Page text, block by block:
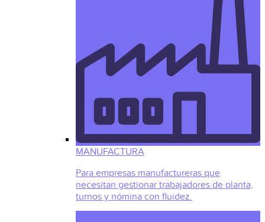
MANUFACTURA
Para empresas manufactureras que
necesitan gestionar trabajadores de planta,
turnos y nómina con fluidez.